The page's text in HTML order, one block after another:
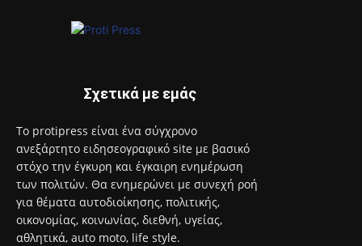
Σχετικά με εμάς
Το protipress είναι ένα σύγχρονο
ανεξάρτητο ειδησεογραφικό site με βασικό
στόχο την έγκυρη και έγκαιρη ενημέρωση
των πολιτών. Θα ενημερώνει με συνεχή ροή
για θέματα αυτοδιοίκησης, πολιτικής,
οικονομίας, κοινωνίας, διεθνή, υγείας,
αθλητικά, auto moto, life style.